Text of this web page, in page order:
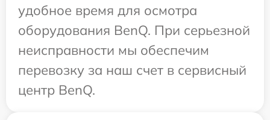
удобное время для осмотра
оборудования BenQ. При серьезной
неисправности мы обеспечим
перевозку за наш счет в сервисный
центр BenQ.